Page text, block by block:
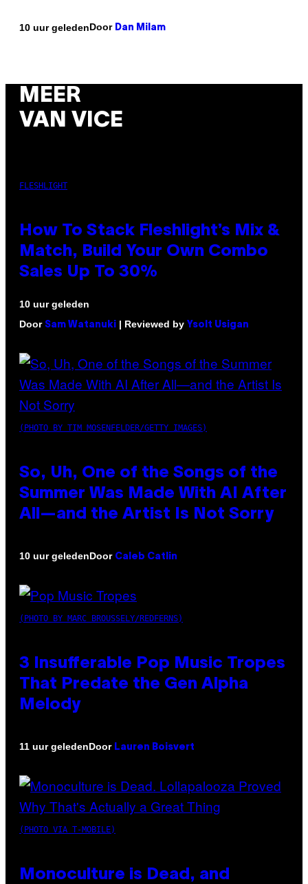
10 uur geledenDoor Dan Milam
MEER
VAN VICE
FLESHLIGHT
How To Stack Fleshlight’s Mix &
Match, Build Your Own Combo
Sales Up To 30%
10 uur geleden
Door Sam Watanuki | Reviewed by Ysolt Usigan
(PHOTO BY TIM MOSENFELDER/GETTY IMAGES)
So, Uh, One of the Songs of the
Summer Was Made With AI After
All—and the Artist Is Not Sorry
10 uur geledenDoor Caleb Catlin
(PHOTO BY MARC BROUSSELY/REDFERNS)
3 Insufferable Pop Music Tropes
That Predate the Gen Alpha
Melody
11 uur geledenDoor Lauren Boisvert
(PHOTO VIA T-MOBILE)
Monoculture is Dead, and